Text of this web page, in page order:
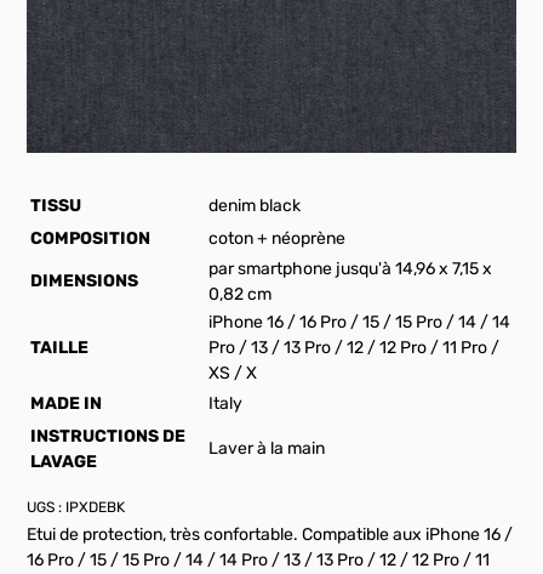
TISSU
denim black
COMPOSITION
coton + néoprène
DIMENSIONS
par smartphone jusqu'à 14,96 x 7,15 x
0,82 cm
TAILLE
iPhone 16 / 16 Pro / 15 / 15 Pro / 14 / 14
Pro / 13 / 13 Pro / 12 / 12 Pro / 11 Pro /
XS / X
MADE IN
Italy
INSTRUCTIONS DE
LAVAGE
Laver à la main
UGS : IPXDEBK
Etui de protection, très confortable. Compatible aux iPhone 16 /
16 Pro / 15 / 15 Pro / 14 / 14 Pro / 13 / 13 Pro / 12 / 12 Pro / 11